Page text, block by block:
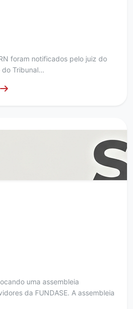
foram notificados pelo juiz do
do Tribunal…
uma assembleia
da FUNDASE. A assembleia